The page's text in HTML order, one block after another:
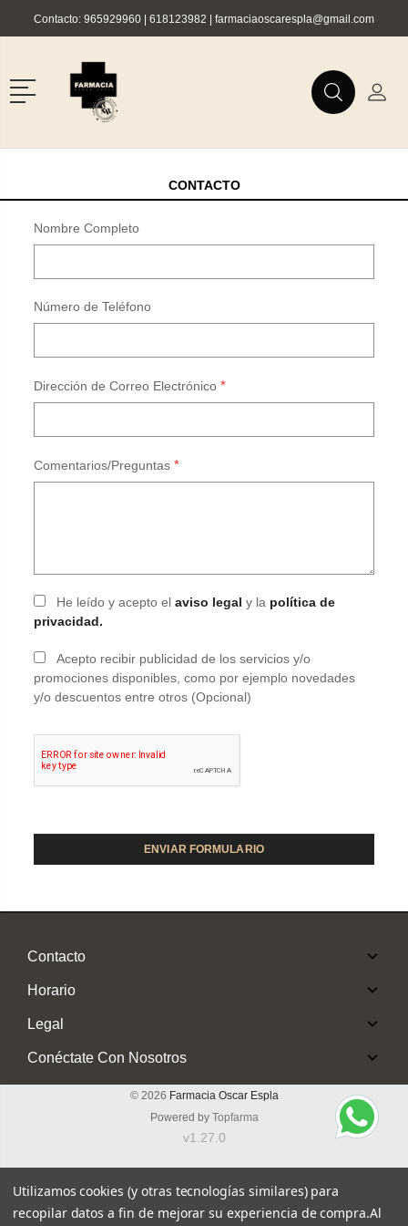
Contacto: 965929960 | 618123982 | farmaciaoscarespla@gmail.com
Menú
BuscarMi
CONTACTO
Nombre Completo
Número de Teléfono
Dirección de Correo Electrónico *
Comentarios/Preguntas *
He leído y acepto el aviso legal y la política de
privacidad.
Acepto recibir publicidad de los servicios y/o
promociones disponibles, como por ejemplo novedades
y/o descuentos entre otros (Opcional)
Contacto
Horario
Legal
Conéctate Con Nosotros
© 2026 Farmacia Oscar Espla
Powered by Topfarma
v1.27.0
Utilizamos cookies (y otras tecnologías similares) para
recopilar datos a fin de mejorar su experiencia de compra.Al